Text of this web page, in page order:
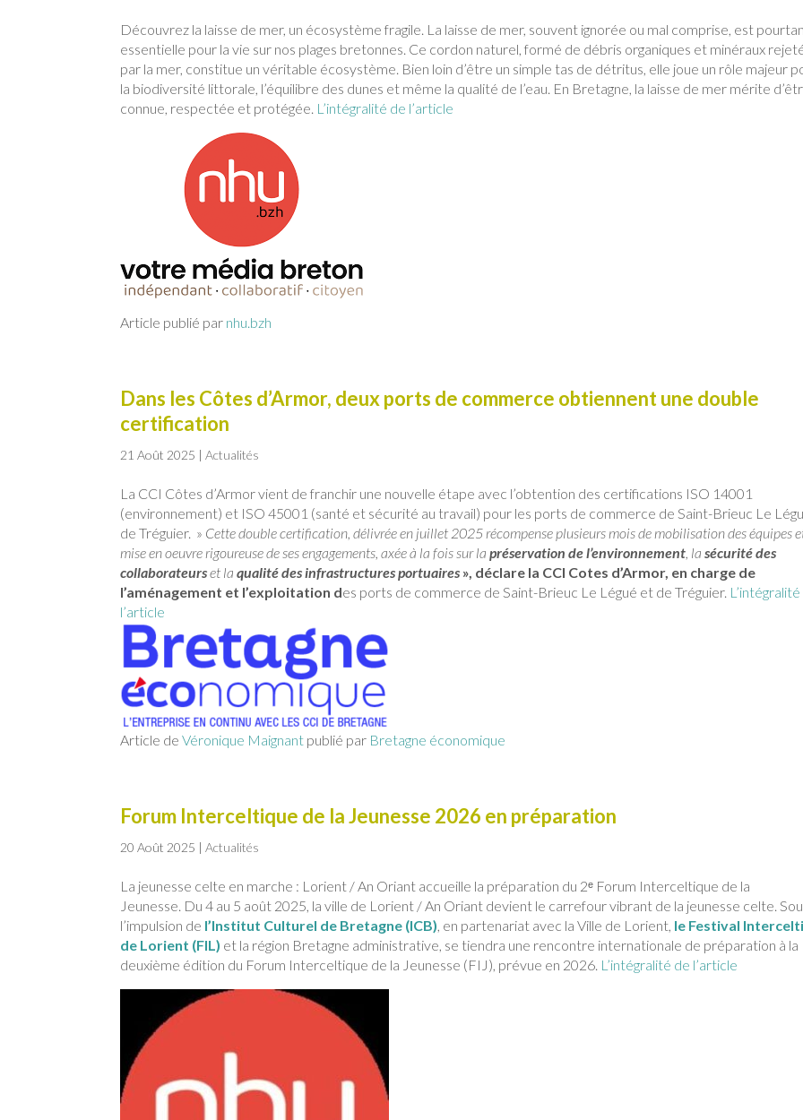
Découvrez la laisse de mer, un écosystème fragile. La laisse de mer, souvent ignorée ou mal comprise, est
essentielle pour la vie sur nos plages bretonnes. Ce cordon naturel, formé de débris organiques et minéraux
par la mer, constitue un véritable écosystème. Bien loin d’être un simple tas de détritus, elle joue un rôle majeur
la biodiversité littorale, l’équilibre des dunes et même la qualité de l’eau. En Bretagne, la laisse de mer mérite
connue, respectée et protégée. L’intégralité de l’article
Article publié par nhu.bzh
Dans les Côtes d’Armor, deux ports de commerce obtiennent une double
certification
21 Août 2025 |Actualités
La CCI Côtes d’Armor vient de franchir une nouvelle étape avec l’obtention des certifications ISO 14001
(environnement) et ISO 45001 (santé et sécurité au travail) pour les ports de commerce de Saint-Brieuc Le
de Tréguier. » Cette double certification, délivrée en juillet 2025 récompense plusieurs mois de mobilisation des équipes
mise en oeuvre rigoureuse de ses engagements, axée à la fois sur lapréservation de l’environnement, lasécurité des
collaborateurset laqualité des infrastructures portuaires », déclare la CCI Cotes d’Armor, en charge de
l’aménagement et l’exploitation des ports de commerce de Saint-Brieuc Le Légué et de Tréguier.
l’article
Article deVéronique Maignant publié par Bretagne économique
Forum Interceltique de la Jeunesse 2026 en préparation
20 Août 2025 |Actualités
La jeunesse celte en marche : Lorient / An Oriant accueille la préparation du 2ᵉ Forum Interceltique de la
Jeunesse. Du 4 au 5 août 2025, la ville de Lorient / An Oriant devient le carrefour vibrant de la jeunesse celte.
l’impulsion de l’Institut Culturel de Bretagne (ICB), en partenariat avec la Ville de Lorient, le Festival
de Lorient (FIL) et la région Bretagne administrative, se tiendra une rencontre internationale de préparation à la
deuxième édition du Forum Interceltique de la Jeunesse (FIJ), prévue en 2026. L’intégralité de l’article